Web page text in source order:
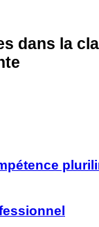
dans la